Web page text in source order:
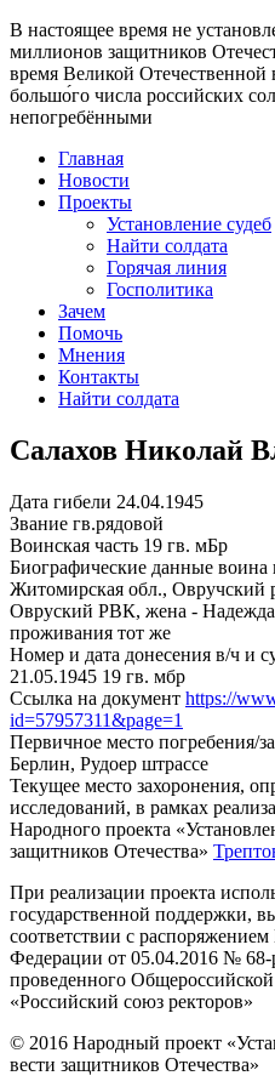
В настоящее время не
миллионов защитников
время Великой
большо́го числа российских
непогребёнными
Главная
Новости
Проекты
Установление судеб
Найти солдата
Горячая линия
Госполитика
Зачем
Помочь
Мнения
Контакты
Найти солдата
Салахов Николай
Дата гибели 24.04.1945
Звание гв.рядовой
Воинская часть 19 гв. мБр
Биографические данные
Житомирская обл., Овручский
Овруский РВК, жена - Надежда
проживания тот же
Номер и дата донесения в/ч и
21.05.1945 19 гв. мбр
Ссылка на документ https://
id=57957311&page=1
Первичное место погребения/
Берлин, Рудоер штрассе
Текущее место захоронения,
исследований, в рамках
Народного проекта
защитников Отечества»
При реализации проекта
государственной поддержки,
соответствии с
Федерации от 05.04.2016 № 68-
проведенного
«Российский союз ректоров»
© 2016 Народный проект
вести защитников Отечества»